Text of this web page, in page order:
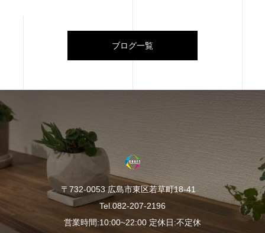
ブログ一覧
〒732-0053 広島市東区若草町18-41
Tel.082-207-2196
営業時間:10:00~22:00 定休日:不定休